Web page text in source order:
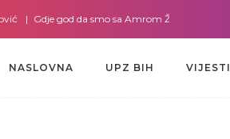
Gdje god da smo sa Amrom Žužić-Bećirbegović
NASLOVNA UPZ BIH VIJESTI
NASLOVNA UPZ BIH